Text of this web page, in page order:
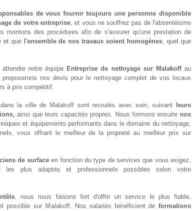
de vous fournir toujours une personne disponible
de votre entreprise, et vous ne souffrez pas de l'absentéisme
montons des procédures afin de s'assurer qu'une prestation de
et que
l'ensemble de nos travaux soient homogènes, quel que
notre équipe Entreprise de nettoyage sur Malakoffau
nos devis pour le nettoyage complet de vos locaux
à prix compétitif.
la ville de Malakoff sont recrutés avec soin, suivant
leurs
ainsi que leurs capacités propres. Nous formons ensuite nos
et équipements performants dans le domaine du nettoyage,
vous offrant le meilleur de la propreté au meilleur prix sur
de surfaceen fonction du type de services que vous exigez,
les plus adaptés et professionnels possibles selon votre
, nous nous faisons fort d'offrir un service le plus fiable,
possible sur Malakoff. Nos salariés bénéficient de formations